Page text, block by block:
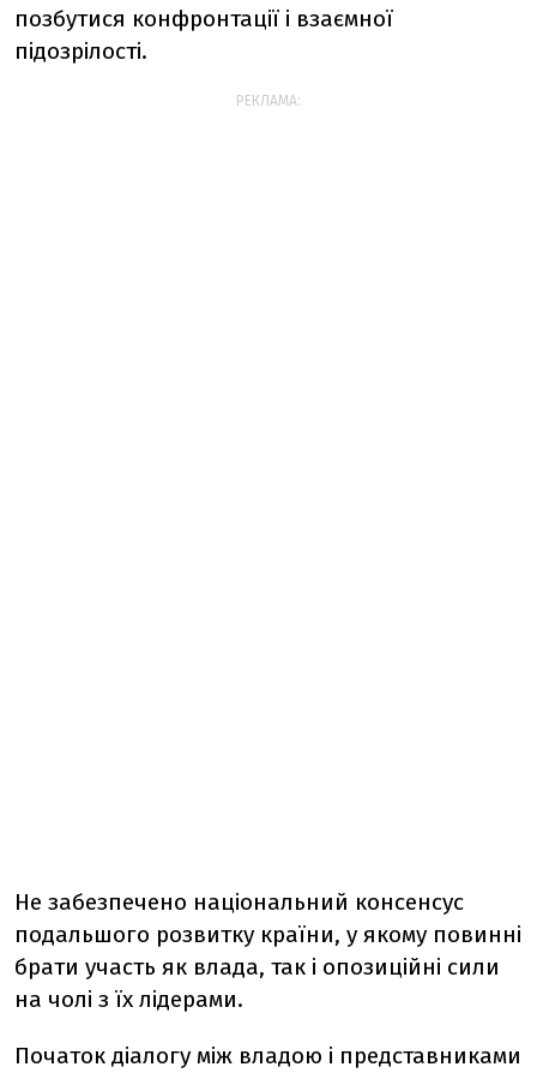
позбутися конфронтації і взаємної
підозрілості.
РЕКЛАМА:
Не забезпечено національний консенсус
подальшого розвитку країни, у якому повинні
брати участь як влада, так і опозиційні сили
на чолі з їх лідерами.
Початок діалогу між владою і представниками